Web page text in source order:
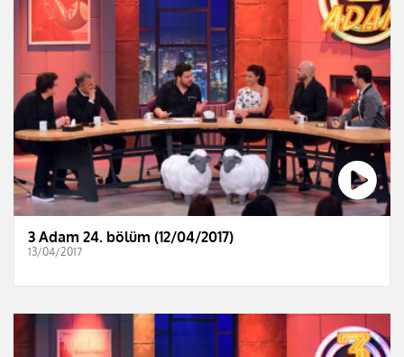
3 Adam 24. bölüm (12/04/2017)
13/04/2017